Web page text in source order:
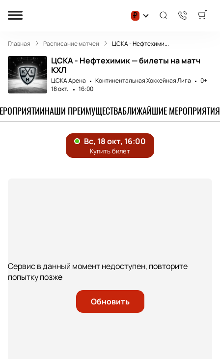
₽
Главная Расписание матчей ЦСКА - Нефтехими...
ЦСКА - Нефтехимик — билеты на матч
КХЛ
ЦСКА Арена Континентальная Хоккейная Лига
0+
18 окт.
16:00
НАШИ ПРЕИМУЩЕСТВАБЛИЖАЙШИЕ МЕРОПРИЯТИЯ
Сервис в данный момент недоступен, повторите
попытку позже
Обновить